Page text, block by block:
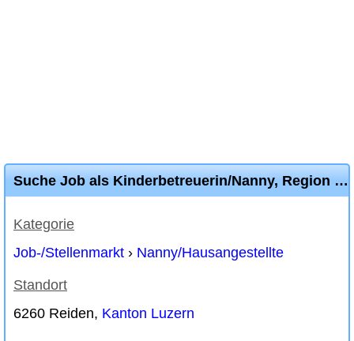
Suche Job als Kinderbetreuerin/Nanny, Region Reiden / LU oder Zofingen
Kategorie
Job-/Stellenmarkt › Nanny/Hausangestellte
Standort
6260 Reiden, Kanton Luzern